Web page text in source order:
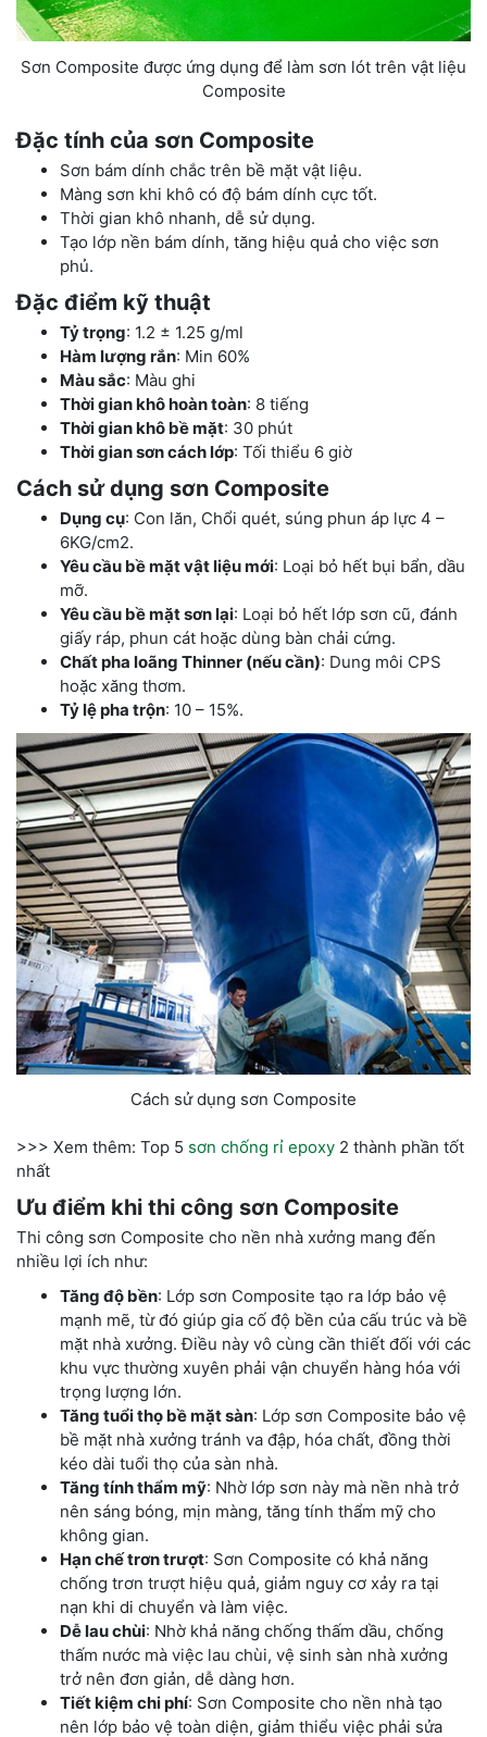
Sơn Composite được ứng dụng để làm sơn lót trên vật liệu
Composite
Đặc tính của sơn Composite
Sơn bám dính chắc trên bề mặt vật liệu.
Màng sơn khi khô có độ bám dính cực tốt.
Thời gian khô nhanh, dễ sử dụng.
Tạo lớp nền bám dính, tăng hiệu quả cho việc sơn
phủ.
Đặc điểm kỹ thuật
Tỷ trọng: 1.2 ± 1.25 g/ml
Hàm lượng rắn: Min 60%
Màu sắc: Màu ghi
Thời gian khô hoàn toàn: 8 tiếng
Thời gian khô bề mặt: 30 phút
Thời gian sơn cách lớp: Tối thiểu 6 giờ
Cách sử dụng sơn Composite
Dụng cụ: Con lăn, Chổi quét, súng phun áp lực 4 –
6KG/cm2.
Yêu cầu bề mặt vật liệu mới: Loại bỏ hết bụi bẩn, dầu
mỡ.
Yêu cầu bề mặt sơn lại: Loại bỏ hết lớp sơn cũ, đánh
giấy ráp, phun cát hoặc dùng bàn chải cứng.
Chất pha loãng Thinner (nếu cần): Dung môi CPS
hoặc xăng thơm.
Tỷ lệ pha trộn: 10 – 15%.
Cách sử dụng sơn Composite
>>> Xem thêm: Top 5 sơn chống rỉ epoxy 2 thành phần tốt
nhất
Ưu điểm khi thi công sơn Composite
Thi công sơn Composite cho nền nhà xưởng mang đến
nhiều lợi ích như:
Tăng độ bền: Lớp sơn Composite tạo ra lớp bảo vệ
mạnh mẽ, từ đó giúp gia cố độ bền của cấu trúc và bề
mặt nhà xưởng. Điều này vô cùng cần thiết đối với các
khu vực thường xuyên phải vận chuyển hàng hóa với
trọng lượng lớn.
Tăng tuổi thọ bề mặt sàn: Lớp sơn Composite bảo vệ
bề mặt nhà xưởng tránh va đập, hóa chất, đồng thời
kéo dài tuổi thọ của sàn nhà.
Tăng tính thẩm mỹ: Nhờ lớp sơn này mà nền nhà trở
nên sáng bóng, mịn màng, tăng tính thẩm mỹ cho
không gian.
Hạn chế trơn trượt: Sơn Composite có khả năng
chống trơn trượt hiệu quả, giảm nguy cơ xảy ra tại
nạn khi di chuyển và làm việc.
Dễ lau chùi: Nhờ khả năng chống thấm dầu, chống
thấm nước mà việc lau chùi, vệ sinh sàn nhà xưởng
trở nên đơn giản, dễ dàng hơn.
Tiết kiệm chi phí: Sơn Composite cho nền nhà tạo
nên lớp bảo vệ toàn diện, giảm thiểu việc phải sửa